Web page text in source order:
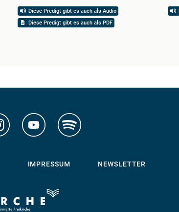
Diese Predigt gibt es auch als Audio
Diese Predigt gibt es auch als PDF
IMPRESSUM NEWSLETTER